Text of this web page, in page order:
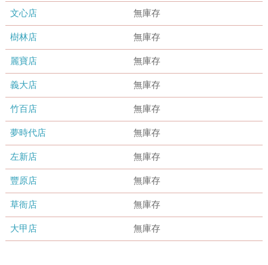
文心店 無庫存
樹林店 無庫存
麗寶店 無庫存
義大店 無庫存
竹百店 無庫存
夢時代店 無庫存
左新店 無庫存
豐原店 無庫存
草衙店 無庫存
大甲店 無庫存